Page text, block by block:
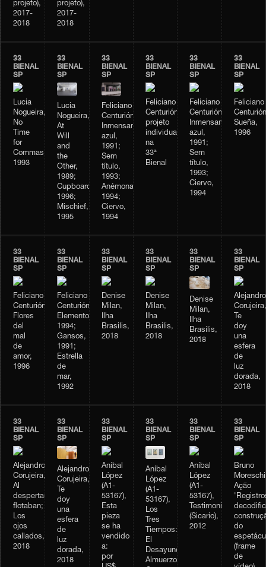
projeto),
2017-
2018
projeto),
2017-
2018
33
BIENAL
SP
Lucia
Nogueira,
No
Time
for
Commas,
1993
33
BIENAL
SP
Lucia
Nogueira,
At
Will
and
the
Other,
1989;
Cupboard,
1996;
Mischief,
1995
33
BIENAL
SP
Feliciano
Centurión,
Inmensamente
azul,
1991;
Sem
título,
1993;
Anémonas,
1994;
Ciervo,
1994
33
BIENAL
SP
Feliciano
Centurión,
projeto
individual
na
33ª
Bienal
33
BIENAL
SP
Feliciano
Centurión,
Inmensamente
azul,
1991;
Sem
título,
1993;
Ciervo,
1994
33
BIENAL
SP
Feliciano
Sueña,
1996
33
BIENAL
SP
Feliciano
Centurión,
Flores
del
mal
de
amor,
1996
33
BIENAL
SP
Feliciano
Centurión,
Elementos,
1994;
Gansos,
1991;
Estrella
de
mar,
1992
33
BIENAL
SP
Denise
Milan,
Ilha
Brasilis,
2018
33
BIENAL
SP
Denise
Milan,
Ilha
Brasilis,
2018
33
BIENAL
SP
Denise
Milan,
Ilha
Brasilis,
2018
33
BIENAL
SP
Alejandro
Corujeira,
Te
doy
una
esfera
de
luz
dorada,
2018
33
BIENAL
SP
Alejandro
Corujeira,
Al
despertar,
flotaban;
Los
ojos
callados,
2018
33
BIENAL
SP
Alejandro
Corujeira,
Te
doy
una
esfera
de
luz
dorada,
2018
33
BIENAL
SP
Aníbal
López
(A1-
53167),
Esta
pieza
se ha
vendido
a:
por
33
BIENAL
SP
Aníbal
López
(A1-
53167),
Los
Tres
Tiempos:
El
Desayuno,
Almuerzo,
33
BIENAL
SP
Aníbal
López
(A1-
53167),
Testimonio
(Sicario),
2012
33
BIENAL
SP
Bruno
Ação
do
(frame
de